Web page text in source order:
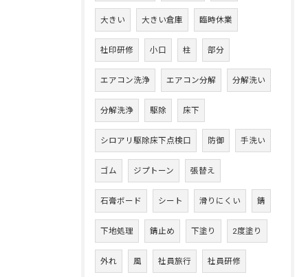
大きい 大きい倉庫 臨時休業
社印研修 小口 柱 部分
エアコン洗浄 エアコン分解 分解洗い
分解洗浄 駆除 床下
シロアリ駆除床下点検口 防御 手洗い
ゴム ジプトーン 張替え
石膏ボード シート 滑りにくい 錆
下地処理 錆止め 下塗り 2度塗り
外れ 風 社員旅行 社員研修